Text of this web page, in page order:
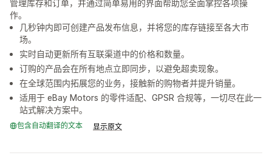
管理库存和订单，并通过简单易用的界面帮助您全面掌控各项操
作。
几秒钟内即可创建产品发布信息，并将您的库存链接至各大市
场。
实时自动更新所有互联渠道中的价格和数量。
订购的产品会在所有地点立即同步，以避免超卖现象。
在全球范围内拓展您的业务，接触新的购物者并提升销量。
适用于 eBay Motors 的零件适配、GPSR 合规等，一切尽在此一
站式解决方案中。
包含自动翻译的文本 显示原文